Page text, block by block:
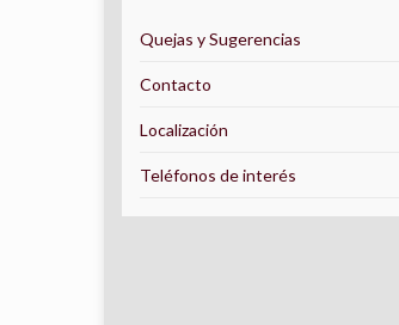
Quejas y Sugerencias
Contacto
Localización
Teléfonos de interés